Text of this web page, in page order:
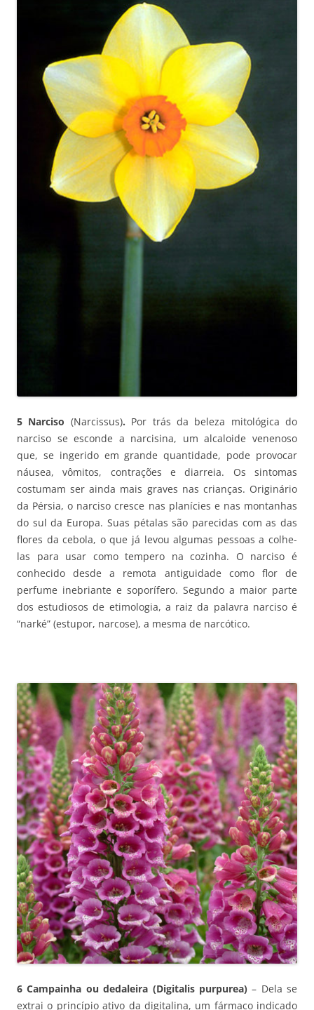
5 Narciso (Narcissus). Por trás da beleza mitológica do
narciso se esconde a narcisina, um alcaloide venenoso
que, se ingerido em grande quantidade, pode provocar
náusea, vômitos, contrações e diarreia. Os sintomas
costumam ser ainda mais graves nas crianças. Originário
da Pérsia, o narciso cresce nas planícies e nas montanhas
do sul da Europa. Suas pétalas são parecidas com as das
flores da cebola, o que já levou algumas pessoas a colhe-
las para usar como tempero na cozinha. O narciso é
conhecido desde a remota antiguidade como flor de
perfume inebriante e soporífero. Segundo a maior parte
dos estudiosos de etimologia, a raiz da palavra narciso é
“narké” (estupor, narcose), a mesma de narcótico.
6 Campainha ou dedaleira (Digitalis purpurea)– Dela se
extrai o princípio ativo da digitalina, um fármaco indicado